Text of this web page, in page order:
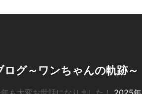
ログ～ワンちゃんの軌跡～